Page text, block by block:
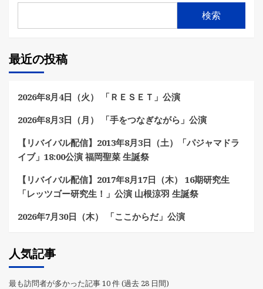
検索
最近の投稿
2026年8月4日（火） 「ＲＥＳＥＴ」公演
2026年8月3日（月） 「手をつなぎながら」公演
【リバイバル配信】2013年8月3日（土）「パジャマドラ
イブ」18:00公演 福岡聖菜 生誕祭
【リバイバル配信】2017年8月17日（木） 16期研究生
「レッツゴー研究生！」公演 山根涼羽 生誕祭
2026年7月30日（木） 「ここからだ」公演
人気記事
最も訪問者が多かった記事 10 件 (過去 28 日間)